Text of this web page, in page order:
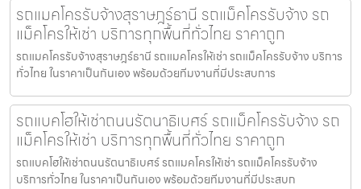
รถแมคโครรับจ้างสุราษฎร์ธานี รถแม็คโครรับจ้าง รถ
แม็คโครให้เช่า บริการทุกพื้นที่ทั่วไทย ราคาถูก
รถแมคโครรับจ้างสุราษฎร์ธานี รถแมคโครให้เช่า รถแม็คโครรับจ้าง บริการ
ทั่วไทย ในราคาเป็นกันเอง พร้อมด้วยทีมงานที่มีประสบการ
รถแบคโฮให้เช่าถนนรัตนาธิเบศร์ รถแม็คโครรับจ้าง รถ
แม็คโครให้เช่า บริการทุกพื้นที่ทั่วไทย ราคาถูก
รถแบคโฮให้เช่าถนนรัตนาธิเบศร์ รถแมคโครให้เช่า รถแม็คโครรับจ้าง
บริการทั่วไทย ในราคาเป็นกันเอง พร้อมด้วยทีมงานที่มีประสบก